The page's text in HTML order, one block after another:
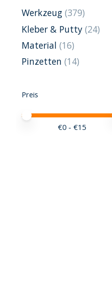
Werkzeug (379)
Kleber & Putty (24)
Material (16)
Pinzetten (14)
Preis
Preis – Mindestwert
Price maximum value
€0 - €15